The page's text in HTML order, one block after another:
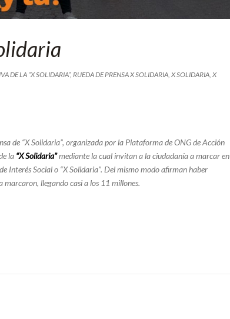
DE LA “X SOLIDARIA”,RUEDA DE PRENSA X SOLIDARIA,X SOLIDARIA,X
de “X Solidaria”, organizada por la Plataforma de ONG de Acción
la “X Solidaria”mediante la cual invitan a la ciudadanía a marcar en
Interés Social o “X Solidaria”. Del mismo modo afirman haber
llegando casi a los 11 millones.